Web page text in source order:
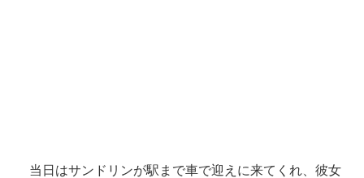
当日はサンドリンが駅まで車で迎えに来てくれ、彼女